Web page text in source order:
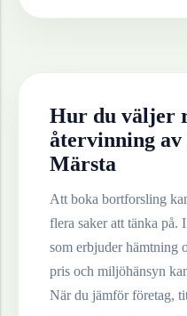
Hur du väljer
återvinning av
Märsta
Att boka bortforsling
flera saker att tänka på. I
som erbjuder hämtning
pris och miljöhänsyn
När du jämför företag,